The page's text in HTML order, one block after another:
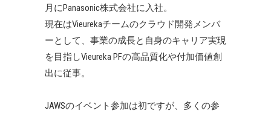
月にPanasonic株式会社に入社。
現在はVieurekaチームのクラウド開発メンバ
ーとして、事業の成長と自身のキャリア実現
を目指しVieureka PFの高品質化や付加価値創
出に従事。
JAWSのイベント参加は初ですが、多くの参